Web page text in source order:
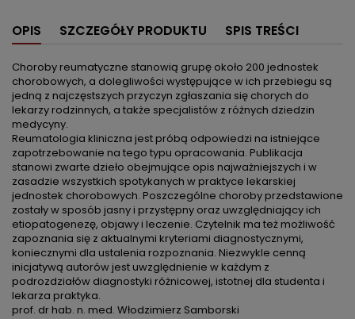
OPIS SZCZEGÓŁY PRODUKTU SPIS TREŚCI
Choroby reumatyczne stanowią grupę około 200 jednostek
chorobowych, a dolegliwości występujące w ich przebiegu są
jedną z najczęstszych przyczyn zgłaszania się chorych do
lekarzy rodzinnych, a także specjalistów z różnych dziedzin
medycyny.
Reumatologia kliniczna jest próbą odpowiedzi na istniejące
zapotrzebowanie na tego typu opracowania. Publikacja
stanowi zwarte dzieło obejmujące opis najważniejszych i w
zasadzie wszystkich spotykanych w praktyce lekarskiej
jednostek chorobowych. Poszczególne choroby przedstawione
zostały w sposób jasny i przystępny oraz uwzględniający ich
etiopatogenezę, objawy i leczenie. Czytelnik ma też możliwość
zapoznania się z aktualnymi kryteriami diagnostycznymi,
koniecznymi dla ustalenia rozpoznania. Niezwykle cenną
inicjatywą autorów jest uwzględnienie w każdym z
podrozdziałów diagnostyki różnicowej, istotnej dla studenta i
lekarza praktyka.
prof. dr hab. n. med. Włodzimierz Samborski